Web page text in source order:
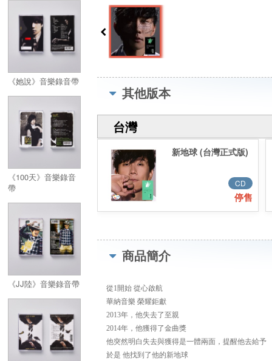
《她說》音樂錄音帶
《100天》音樂錄音
帶
《JJ陸》音樂錄音帶
其他版本
台灣
新地球 (台灣正式版)
CD
停售
商品簡介
從1開始 從心啟航
華納音樂 榮耀鉅獻
2013年，他失去了至親
2014年，他獲得了金曲獎
他突然明白失去與獲得是一體兩面，提醒他去給予
於是 他找到了他的新地球